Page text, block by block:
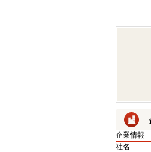
企業情報
社名